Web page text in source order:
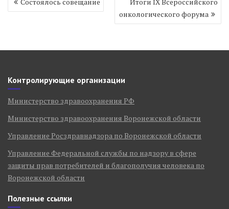
по
онкологического форума
Контролирующие организации
Министерство здравоохранения РФ
Министерство здравоохранения Воронежской области
Управление Росздравнадзора по Воронежской области
Управление Федеральной службы по надзору в сфере
защиты прав потребителей и благополучия человека по
Воронежской области
Полезные ссылки